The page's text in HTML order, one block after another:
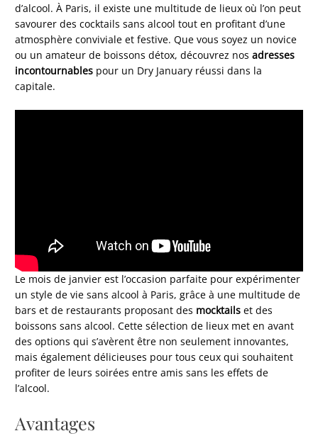
d’alcool. À Paris, il existe une multitude de lieux où l’on peut
savourer des cocktails sans alcool tout en profitant d’une
atmosphère conviviale et festive. Que vous soyez un novice
ou un amateur de boissons détox, découvrez nosadresses
incontournables pour un Dry January réussi dans la
capitale.
Le mois de janvier est l’occasion parfaite pour expérimenter
un style de vie sans alcool à Paris, grâce à une multitude de
bars et de restaurants proposant des mocktails et des
boissons sans alcool. Cette sélection de lieux met en avant
des options qui s’avèrent être non seulement innovantes,
mais également délicieuses pour tous ceux qui souhaitent
profiter de leurs soirées entre amis sans les effets de
l’alcool.
Avantages